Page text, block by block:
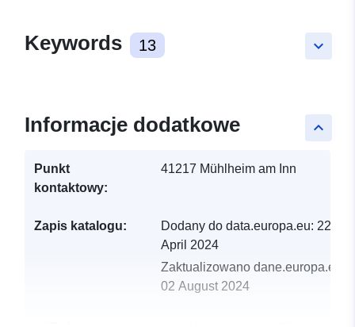
keyboard_arrow_down
Keywords 13
keyboard_arrow_up
Informacje dodatkowe
Punkt
kontaktowy:
41217 Mühlheim am Inn
Zapis katalogu: Dodany do data.europa.eu: 22
April 2024
Zaktualizowano dane.europa.eu:
02 August 2024